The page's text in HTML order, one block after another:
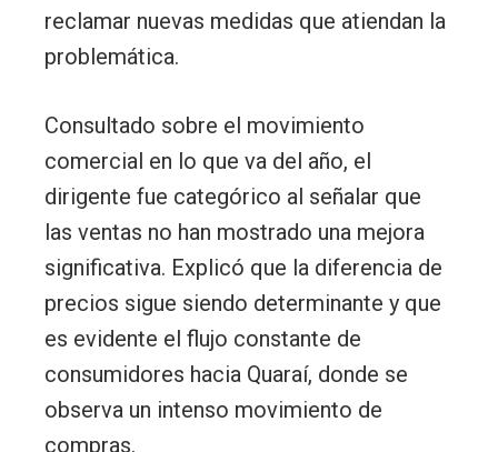
reclamar nuevas medidas que atiendan la
problemática.
Consultado sobre el movimiento
comercial en lo que va del año, el
dirigente fue categórico al señalar que
las ventas no han mostrado una mejora
significativa. Explicó que la diferencia de
precios sigue siendo determinante y que
es evidente el flujo constante de
consumidores hacia Quaraí, donde se
observa un intenso movimiento de
compras.